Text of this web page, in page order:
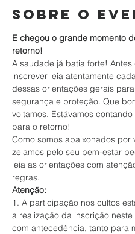
Sobre o
E chegou o grande momento
retorno!
A saudade já batia forte! Antes
inscrever leia atentamente
dessas orientações gerais
segurança e proteção. Que
voltamos. Estávamos
para o retorno!
Como somos apaixonados por
zelamos pelo seu bem-estar
leia as orientações com
regras.
Atenção:
1. A participação nos cultos
a realização da inscrição neste
com antecedência, tanto para